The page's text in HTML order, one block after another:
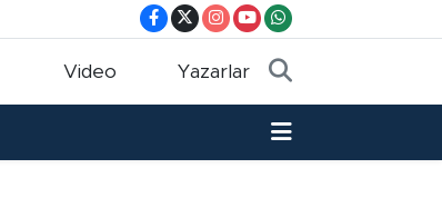
Video Yazarlar